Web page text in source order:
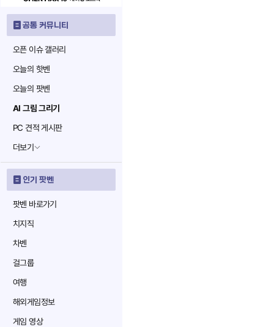
공통 커뮤니티
오픈 이슈 갤러리
오늘의 핫벤
오늘의 팟벤
AI 그림 그리기
PC 견적 게시판
더보기
인기 팟벤
팟벤 바로가기
치지직
차벤
걸그룹
여행
해외게임정보
게임 영상